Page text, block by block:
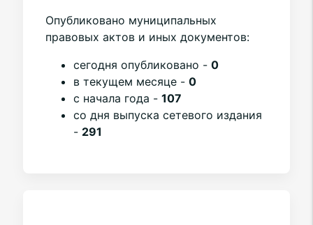
Опубликовано муниципальных
правовых актов и иных документов:
cегодня опубликовано - 0
в текущем месяце - 0
с начала года - 107
со дня выпуска сетевого издания
- 291